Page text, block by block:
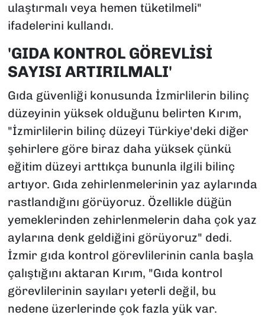
ulaştırmalı veya hemen tüketilmeli"
ifadelerini kullandı.
'GIDA KONTROL GÖREVLİSİ
SAYISI ARTIRILMALI'
Gıda güvenliği konusunda İzmirlilerin bilinç
düzeyinin yüksek olduğunu belirten Kırım,
"İzmirlilerin bilinç düzeyi Türkiye'deki diğer
şehirlere göre biraz daha yüksek çünkü
eğitim düzeyi arttıkça bununla ilgili bilinç
artıyor. Gıda zehirlenmelerinin yaz aylarında
rastlandığını görüyoruz. Özellikle düğün
yemeklerinden zehirlenmelerin daha çok yaz
aylarına denk geldiğini görüyoruz" dedi.
İzmir gıda kontrol görevlilerinin canla başla
çalıştığını aktaran Kırım, "Gıda kontrol
görevlilerinin sayıları yeterli değil, bu
nedene üzerlerinde çok fazla yük var.